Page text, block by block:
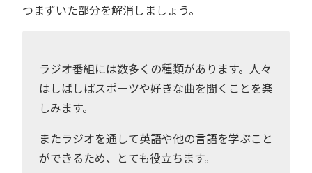
つまずいた部分を解消しましょう。
ラジオ番組には数多くの種類があります。人々
はしばしばスポーツや好きな曲を聞くことを楽
しみます。
またラジオを通して英語や他の言語を学ぶこと
ができるため、とても役立ちます。